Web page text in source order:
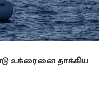
உக்ரைனை தாக்கிய